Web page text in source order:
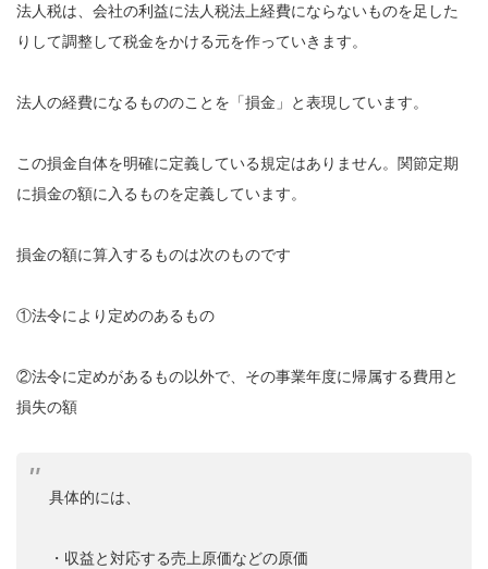
法人税は、会社の利益に法人税法上経費にならないものを足した
りして調整して税金をかける元を作っていきます。
法人の経費になるもののことを「損金」と表現しています。
この損金自体を明確に定義している規定はありません。関節定期
に損金の額に入るものを定義しています。
損金の額に算入するものは次のものです
①法令により定めのあるもの
②法令に定めがあるもの以外で、その事業年度に帰属する費用と
損失の額
具体的には、
・収益と対応する売上原価などの原価